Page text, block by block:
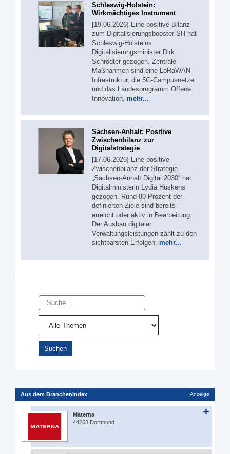
Schleswig-Holstein:
Wirkmächtiges Instrument
[19.06.2026] Eine positive Bilanz
zum Digitalisierungsbooster SH hat
Schleswig-Holsteins
Digitalisierungsminister Dirk
Schrödter gezogen. Zentrale
Maßnahmen sind eine LoRaWAN-
Infrastruktur, die 5G-Campusnetze
und das Landesprogramm Offene
Innovation. mehr...
Sachsen-Anhalt: Positive
Zwischenbilanz zur
Digitalstrategie
[17.06.2026] Eine positive
Zwischenbilanz der Strategie
„Sachsen-Anhalt Digital 2030“ hat
Digitalministerin Lydia Hüskens
gezogen. Rund 80 Prozent der
definierten Ziele sind bereits
erreicht oder aktiv in Bearbeitung.
Der Ausbau digitaler
Verwaltungsleistungen zählt zu den
sichtbarsten Erfolgen. mehr...
Suche
Aus dem Branchenindex Anzeige
Materna
44263 Dortmund